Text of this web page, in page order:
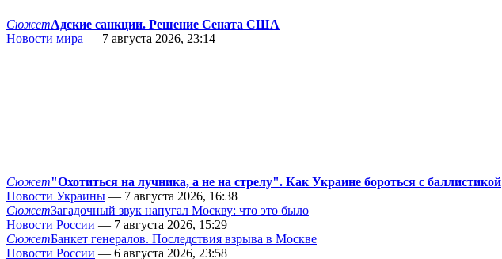
СюжетАдские санкции. Решение Сената США
Новости мира — 7 августа 2026, 23:14
Сюжет"Охотиться на лучника, а не на стрелу". Как Украине бороться с баллистикой
Новости Украины — 7 августа 2026, 16:38
СюжетЗагадочный звук напугал Москву: что это было
Новости России — 7 августа 2026, 15:29
СюжетБанкет генералов. Последствия взрыва в Москве
Новости России — 6 августа 2026, 23:58